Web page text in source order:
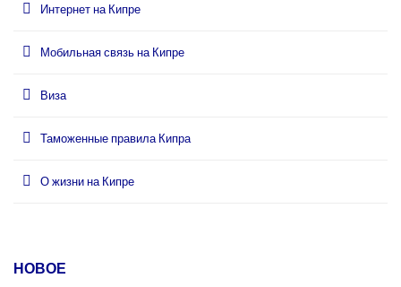
Интернет на Кипре
Мобильная связь на Кипре
Виза
Таможенные правила Кипра
О жизни на Кипре
НОВОЕ